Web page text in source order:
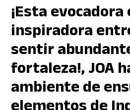
¡Esta evocadora
inspiradora
sentir
fortaleza!, JOA
ambiente de